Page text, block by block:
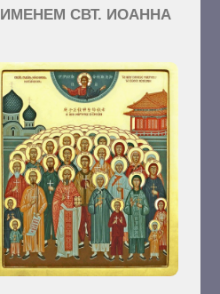
ИМЕНЕМ СВТ. ИОАННА